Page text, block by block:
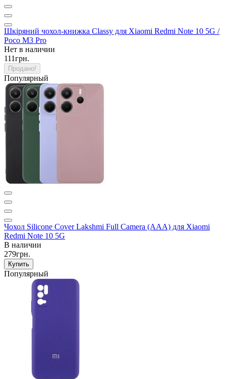
Шкіряний чохол-книжка Classy для Xiaomi Redmi Note 10 5G /
Poco M3 Pro
Нет в наличии
111грн.
Продано!
Популярный
Чохол Silicone Cover Lakshmi Full Camera (AAA) для Xiaomi
Redmi Note 10 5G
В наличии
279грн.
Купить
Популярный